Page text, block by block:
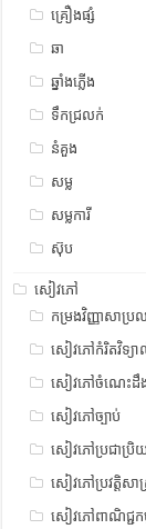
គ្រឿងផ្សំ
ឆា
ឆ្នាំងភ្លើង
ទឹកជ្រលក់
នំគួង
សម្ល
សម្លការី
ស៊ុប
សៀវភៅ
កម្រងវិញ្ញាសាប្រ
សៀវភៅកំរិតវិទ្យ
សៀវភៅចំណេះដឹ
សៀវភៅច្បាប់
សៀវភៅប្រជាប្រិយ
សៀវភៅប្រវត្តិសាស្
សៀវភៅពាណិជ្ជក